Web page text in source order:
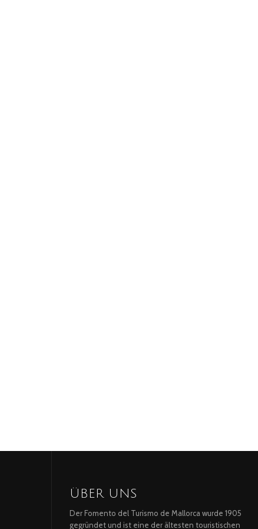
ÜBER UNS
Der Fomento del Turismo de Mallorca wurde 1905
gegründet und ist eine der ältesten touristischen